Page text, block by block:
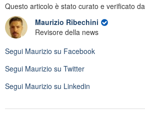
Questo articolo è stato curato e verificato da
Maurizio Ribechini
Revisore della news
Segui Maurizio su Facebook
Segui Maurizio su Twitter
Segui Maurizio su Linkedin